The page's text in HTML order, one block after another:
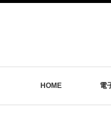
HOME 電